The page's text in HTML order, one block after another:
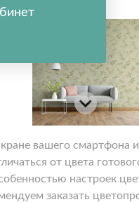
вашего смартфона
от цвета
настроек
заказать